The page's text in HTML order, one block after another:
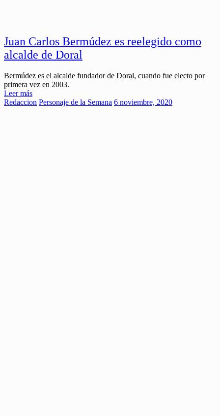
Juan Carlos Bermúdez es reelegido como
alcalde de Doral
Bermúdez es el alcalde fundador de Doral, cuando fue electo por
primera vez en 2003.
Leer más
Redaccion Personaje de la Semana 6 noviembre, 2020